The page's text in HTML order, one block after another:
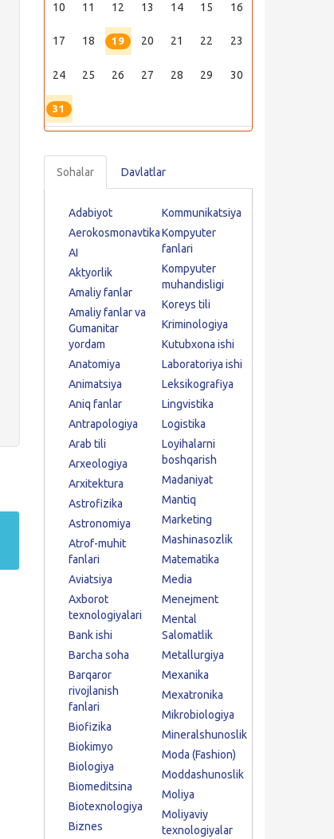
10 11 12 13 14 15 16
17 18 19 20 21 22 23
24 25 26 27 28 29 30
31
Sohalar Davlatlar
Adabiyot
Aerokosmonavtika
AI
Aktyorlik
Amaliy fanlar
Amaliy fanlar va
Gumanitar
yordam
Anatomiya
Animatsiya
Aniq fanlar
Antrapologiya
Arab tili
Arxeologiya
Arxitektura
Astrofizika
Astronomiya
Atrof-muhit
fanlari
Aviatsiya
Axborot
texnologiyalari
Bank ishi
Barcha soha
Barqaror
rivojlanish
fanlari
Biofizika
Biokimyo
Biologiya
Biomeditsina
Biotexnologiya
Biznes
Kommunikatsiya
Kompyuter
fanlari
Kompyuter
muhandisligi
Koreys tili
Kriminologiya
Kutubxona ishi
Laboratoriya ishi
Leksikografiya
Lingvistika
Logistika
Loyihalarni
boshqarish
Madaniyat
Mantiq
Marketing
Mashinasozlik
Matematika
Media
Menejment
Mental
Salomatlik
Metallurgiya
Mexanika
Mexatronika
Mikrobiologiya
Mineralshunoslik
Moda (Fashion)
Moddashunoslik
Moliya
Moliyaviy
texnologiyalar